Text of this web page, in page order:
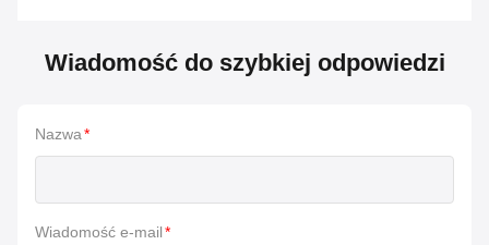
Wiadomość do szybkiej odpowiedzi
Nazwa*
Wiadomość e-mail*